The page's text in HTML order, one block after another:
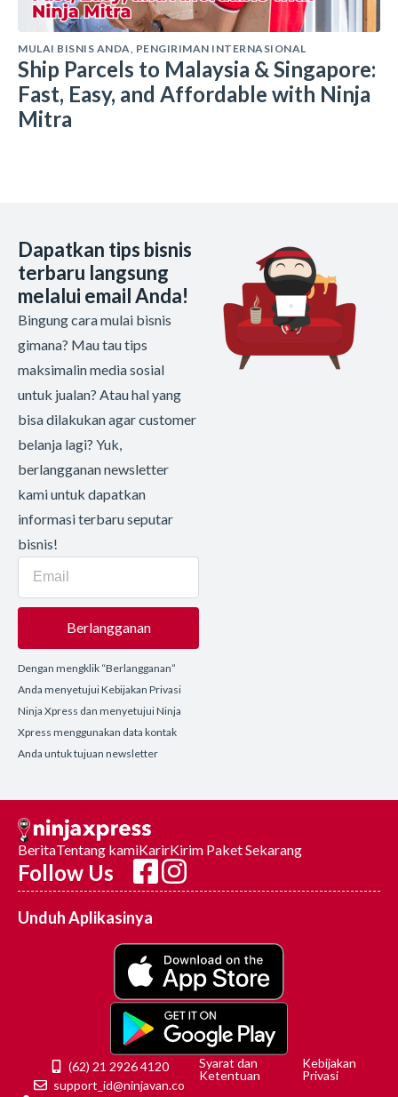
MULAI BISNIS ANDA PENGIRIMAN INTERNASIONAL
Ship Parcels to Malaysia & Singapore:
Fast, Easy, and Affordable with Ninja
Mitra
Dapatkan tips bisnis
terbaru langsung
melalui email Anda!
Bingung cara mulai bisnis
gimana? Mau tau tips
maksimalin media sosial
untuk jualan? Atau hal yang
bisa dilakukan agar customer
belanja lagi? Yuk,
berlangganan newsletter
kami untuk dapatkan
informasi terbaru seputar
bisnis!
Berlangganan
Dengan mengklik “Berlangganan”
Anda menyetujui Kebijakan Privasi
Ninja Xpress dan menyetujui Ninja
Xpress menggunakan data kontak
Anda untuk tujuan newsletter
BeritaTentang kamiKarirKirim Paket Sekarang
Follow Us
Unduh Aplikasinya
(62) 21 2926 4120
support_id@ninjavan.co
Syarat dan
Ketentuan
Kebijakan
Privasi